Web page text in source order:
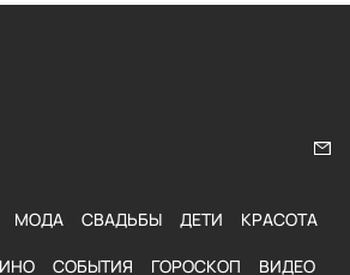
МОДА СВАДЬБЫ ДЕТИ КРАСОТА
СОБЫТИЯ ГОРОСКОП ВИДЕО